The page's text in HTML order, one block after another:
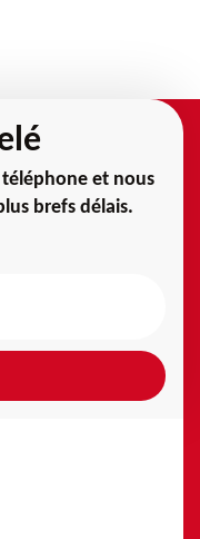
et nous
brefs délais.